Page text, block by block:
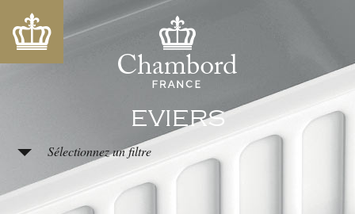
EVIERS
Sélectionnez un filtre